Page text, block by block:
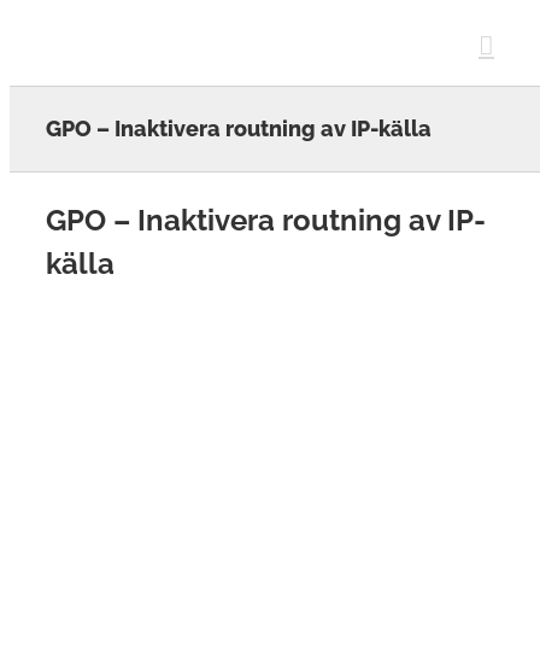
GPO – Inaktivera routning av IP-källa
GPO – Inaktivera routning av IP-
källa